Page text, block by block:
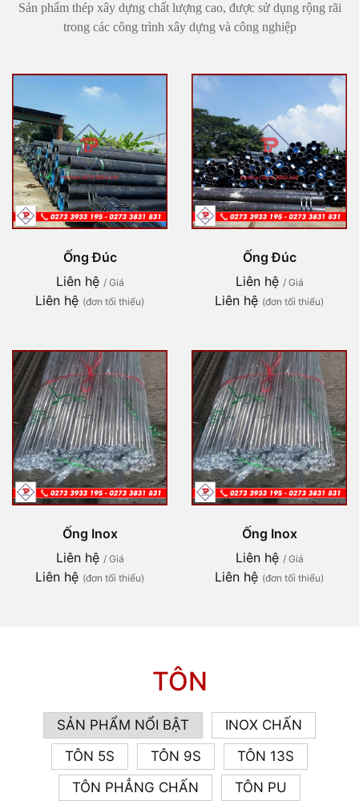
Sản phẩm thép xây dựng chất lượng cao, được sử dụng rộng rãi
trong các công trình xây dựng và công nghiệp
Ống Đúc
Liên hệ / Giá
Liên hệ (đơn tối thiểu)
Ống Đúc
Liên hệ / Giá
Liên hệ (đơn tối thiểu)
Ống Inox
Liên hệ / Giá
Liên hệ (đơn tối thiểu)
Ống Inox
Liên hệ / Giá
Liên hệ (đơn tối thiểu)
TÔN
SẢN PHẨM NỔI BẬT
INOX CHẤN
TÔN 5S
TÔN 9S
TÔN 13S
TÔN PHẲNG CHẤN
TÔN PU